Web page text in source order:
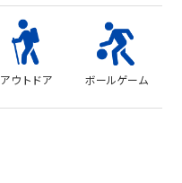
アウトドア ボールゲーム